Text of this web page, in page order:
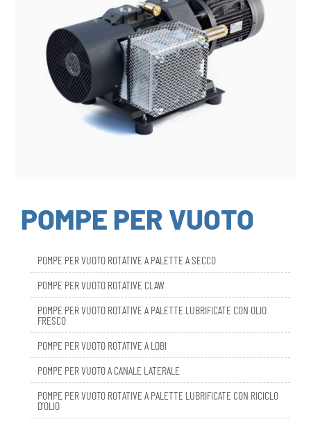
POMPE PER VUOTO
POMPE PER VUOTO ROTATIVE CLAW
POMPE PER VUOTO ROTATIVE A PALETTE LUBRIFICATE CON OLIO
FRESCO
POMPE PER VUOTO ROTATIVE A LOBI
POMPE PER VUOTO A CANALE LATERALE
POMPE PER VUOTO ROTATIVE A PALETTE LUBRIFICATE CON RICICLO
D’OLIO
DBL SMART